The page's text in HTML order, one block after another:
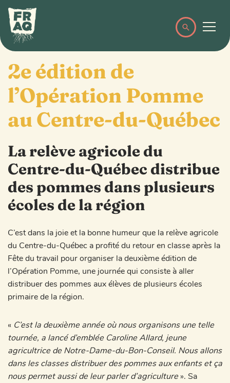
2e édition de
l’Opération Pomme
au Centre-du-Québec
La relève agricole du
Centre-du-Québec distribue
des pommes dans plusieurs
écoles de la région
C’est dans la joie et la bonne humeur que la relève agricole
du Centre-du-Québec a profité du retour en classe après la
Fête du travail pour organiser la deuxième édition de
l’Opération Pomme, une journée qui consiste à aller
distribuer des pommes aux élèves de plusieurs écoles
primaire de la région.
« C’est la deuxième année où nous organisons une telle
tournée, a lancé d’emblée Caroline Allard, jeune
agricultrice de Notre-Dame-du-Bon-Conseil. Nous allons
dans les classes distribuer des pommes aux enfants et ça
nous permet aussi de leur parler d’agriculture ». Sa